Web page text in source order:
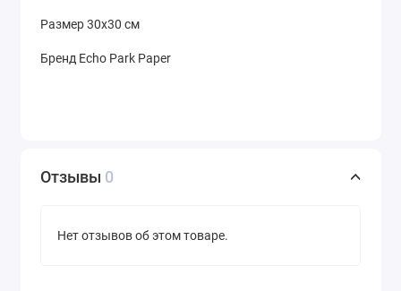
Размер 30х30 см
Бренд Echo Park Paper
Отзывы 0
Нет отзывов об этом товаре.